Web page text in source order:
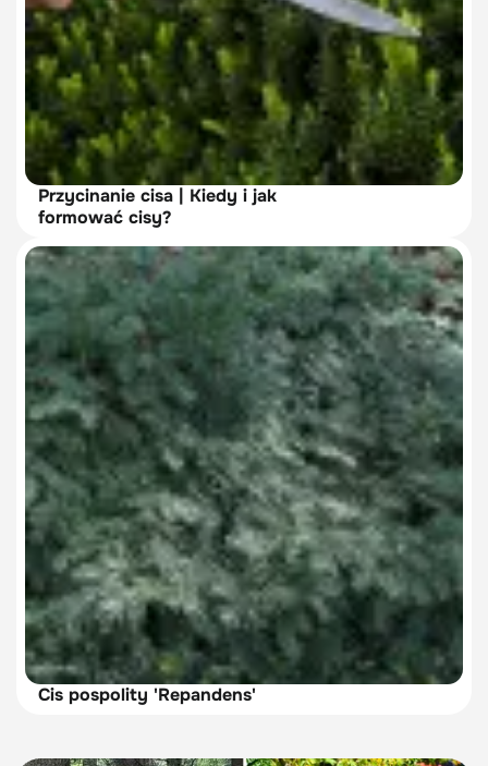
Przycinanie cisa | Kiedy i jak
formować cisy?
Cis pospolity 'Repandens'